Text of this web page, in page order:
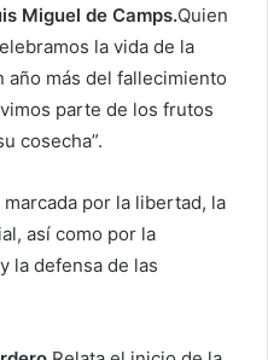
Miguel de Camps.Quien
la vida de la
año más del fallecimiento
parte de los frutos
cosecha”.
por la libertad, la
así como por la
la defensa de las